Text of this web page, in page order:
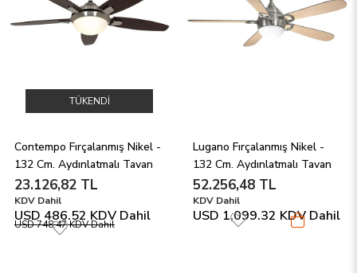
TÜKENDI
Contempo Fırçalanmış Nikel -
132 Cm. Aydınlatmalı Tavan
Vantilatörü
23.126,82 TL
KDV Dahil
USD 486.52 KDV Dahil
USD 748.47KDV Dahil
Lugano Fırçalanmış Nikel -
132 Cm. Aydınlatmalı Tavan
Vantilatörü
52.256,48 TL
KDV Dahil
USD 1,099.32 KDV Dahil